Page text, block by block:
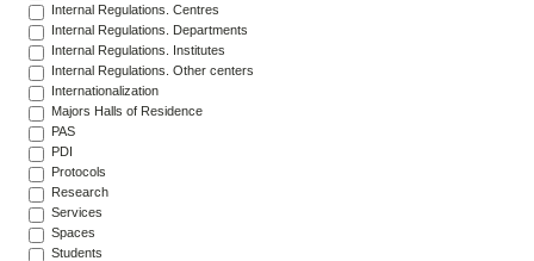
Internal Regulations. Centres
Internal Regulations. Departments
Internal Regulations. Institutes
Internal Regulations. Other centers
Internationalization
Majors Halls of Residence
PAS
PDI
Protocols
Research
Services
Spaces
Students